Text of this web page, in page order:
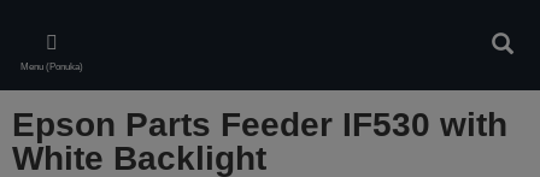
main
content
Menu (Ponuka)
Epson Parts Feeder IF530 with
White Backlight